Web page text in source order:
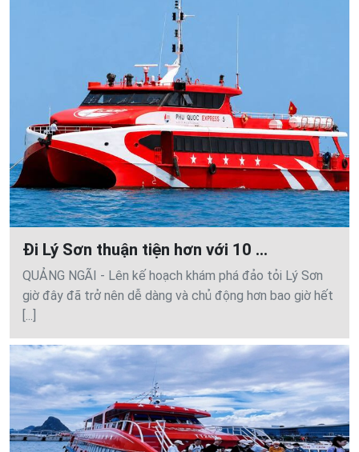
Đi Lý Sơn thuận tiện hơn với 10 ...
QUẢNG NGÃI - Lên kế hoạch khám phá đảo tỏi Lý Sơn
giờ đây đã trở nên dễ dàng và chủ động hơn bao giờ hết